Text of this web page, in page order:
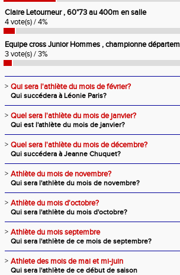
Claire Letourneur , 60"73 au 400m en salle
4 vote(s) / 4%
Equipe cross Junior Hommes , championne
3 vote(s) / 3%
> Qui sera l'athlète du mois de février?
Qui succédera à Léonie Paris?
> Quel sera l'athlète du mois de janvier?
Qui est l'athlète du mois de janvier?
> Quel sera l'athlète du mois de décembre?
Qui succédera à Jeanne Chuquet?
> Athlète du mois de novembre?
Qui sera l'athlète du mois de novembre?
> Athlète du mois d'octobre?
Qui sera l'athlète du mois d'octobre?
> Athlète du mois septembre
Qui sera l'athlète de ce mois de septembre?
> Athlete des mois de mai et mi-juin
Qui sera l'athlète de ce début de saison